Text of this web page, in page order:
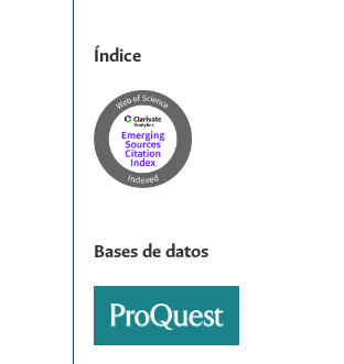
Índice
Bases de datos